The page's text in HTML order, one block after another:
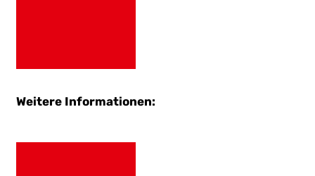
Weitere Informationen: